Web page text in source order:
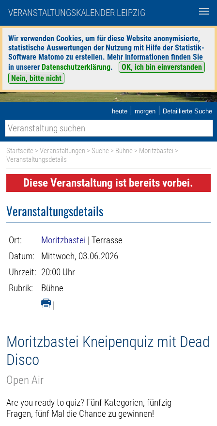
VERANSTALTUNGSKALENDER LEIPZIG
Wir verwenden Cookies, um für diese Website anonymisierte,
statistische Auswertungen der Nutzung mit Hilfe der Statistik-
Software Matomo zu erstellen. Mehr Informationen finden Sie
in unserer Datenschutzerklärung.
OK, ich bin einverstanden
Nein, bitte nicht
heute | morgen | Detaillierte Suche
Startseite >Veranstaltungen > Suche > Bühne > Moritzbastei >
Veranstaltungsdetails
Diese Veranstaltung ist bereits vorbei.
Veranstaltungsdetails
Ort: Moritzbastei | Terrasse
Datum:
Mittwoch, 03.06.2026
Uhrzeit: 20:00 Uhr
Rubrik:
Bühne
|
Moritzbastei Kneipenquiz mit Dead
Disco
Open Air
Are you ready to quiz? Fünf Kategorien, fünfzig
Fragen, fünf Mal die Chance zu gewinnen!